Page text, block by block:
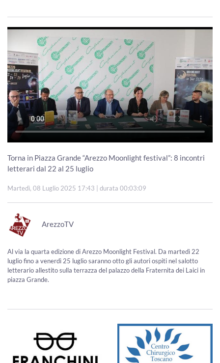
Torna in Piazza Grande “Arezzo Moonlight festival”: 8 incontri
letterari dal 22 al 25 luglio
Martedì, 08 Luglio 2025 17:43 | durata 00:03:09
ArezzoTV
Al via la quarta edizione di Arezzo Moonlight Festival. Da martedì 22
luglio fino a venerdì 25 luglio saranno otto gli autori ospiti nel salotto
letterario allestito sulla terrazza del palazzo della Fraternita dei Laici in
piazza Grande.